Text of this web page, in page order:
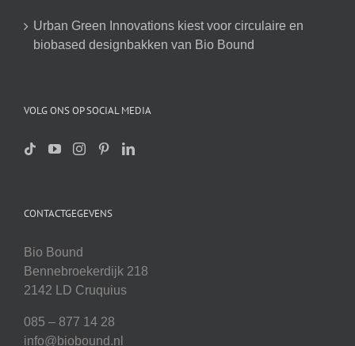
Urban Green Innovations kiest voor circulaire en
biobased designbakken van Bio Bound
VOLG ONS OP SOCIAL MEDIA
CONTACTGEGEVENS
Bio Bound
Bennebroekerdijk 218
2142 LD Cruquius
085 – 877 14 28
info@biobound.nl